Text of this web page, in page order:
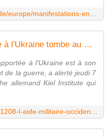
L'aide militaire occidentale à l'Ukraine tombe au plus bas depuis l'invasion russe
à l'Ukraine est à son
de la guerre, a alerté jeudi 7
allemand Kiel Institute qui